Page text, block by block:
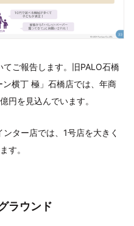
ご報告します。旧PALO石橋
横丁 極」石橋店では、年商
円を見込んでいます。
ター店では、1号店を大きく
す。
ラウンド